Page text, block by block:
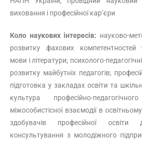
виховання і професійної кар’єри
Коло наукових інтересів: науково-
розвитку фахових компетентностей
мови і літератури; психолого-
розвитку майбутніх педагогів;
підготовка у закладах освіти та
культура професійно-
міжособистісної взаємодії в
здобувачів професійної освіти
консультування з молодіжного